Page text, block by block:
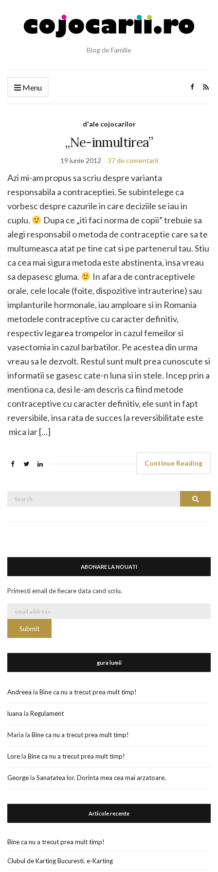
Blog de Familie
Menu
d'ale cojocarilor
„Ne-inmultirea”
19 iunie 2012 37 de comentarii
Azi mi-am propus sa scriu despre varianta
responsabila a contraceptiei. Se subintelege ca
vorbesc despre cazurile in care deciziile se iau in
cuplu.
Dupa ce „iti faci norma de copii” trebuie sa
alegi responsabil o metoda de contraceptie care sa te
multumeasca atat pe tine cat si pe partenerul tau. Stiu
ca cea mai sigura metoda este abstinenta, insa vreau
sa depasesc gluma.
In afara de contraceptivele
orale, cele locale (foite, dispozitive intrauterine) sau
implanturile hormonale, iau amploare si in Romania
metodele contraceptive cu caracter definitiv,
respectiv legarea trompelor in cazul femeilor si
vasectomia in cazul barbatilor. Pe acestea din urma
vreau sa le dezvolt. Restul sunt mult prea cunoscute si
informatii se gasesc cate-n luna si in stele. Incep prin a
mentiona ca, desi le-am descris ca fiind metode
contraceptive cu caracter definitiv, ele sunt in fapt
reversibile, insa rata de succes la reversibilitate este
mica iar […]
Continue Reading
Search
ABONARE LA NOUATI
Primesti email de fiecare data cand scriu.
gura lumii
Andreea la Bine ca nu a trecut prea mult timp!
luana la Regulament
Maria la Bine ca nu a trecut prea mult timp!
Lorela Bine ca nu a trecut prea mult timp!
Georgela Sanatatea lor. Dorinta mea cea mai arzatoare.
Articole recente
Bine ca nu a trecut prea mult timp!
Clubul de Karting Bucuresti. e-Karting